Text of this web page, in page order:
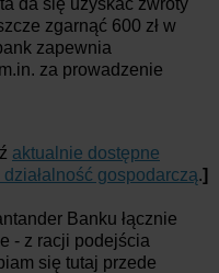
da się uzyskać zwroty
zgarnąć 600 zł w
zapewnia
za prowadzenie
aktualnie dostępne
gospodarczą.]
Banku łącznie
- z racji podejścia
się tutaj przede